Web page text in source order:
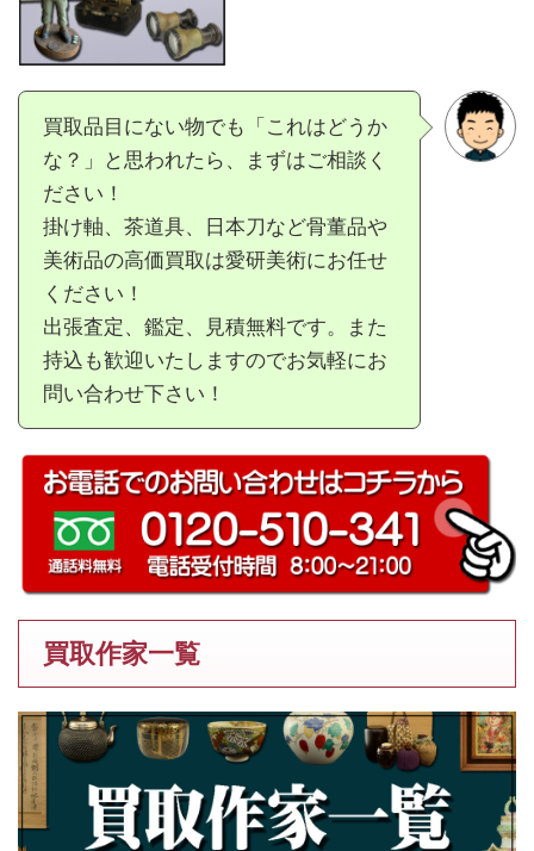
買取品目にない物でも「これはどうか
な？」と思われたら、まずはご相談く
ださい！
掛け軸、茶道具、日本刀など骨董品や
美術品の高価買取は愛研美術にお任せ
ください！
出張査定、鑑定、見積無料です。また
持込も歓迎いたしますのでお気軽にお
問い合わせ下さい！
買取作家一覧